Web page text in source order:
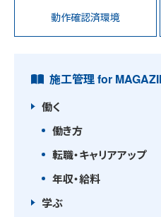
動作確認済環境
施工管理 for
働く
働き方
転職・キャリアアップ
年収・給料
学ぶ